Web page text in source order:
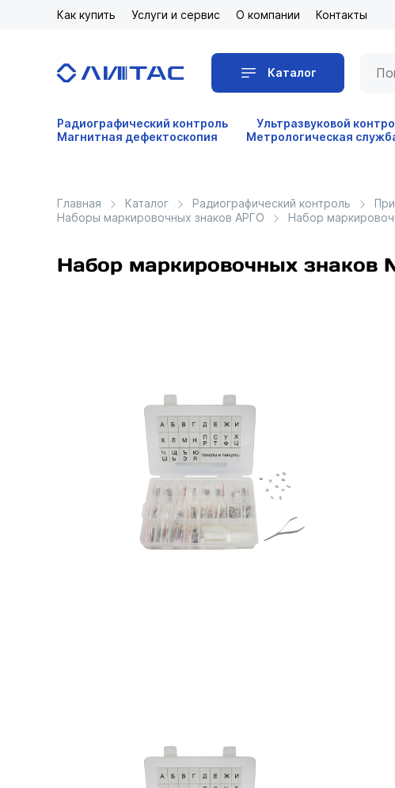
Как купить Услуги и сервис О компании Контакты
Каталог
Радиографический контроль Ультразвуковой
Магнитная дефектоскопия
Метрологическая
Главная Каталог Радиографический контроль
Наборы маркировочных знаков АРГО
Набор
Набор маркировочных